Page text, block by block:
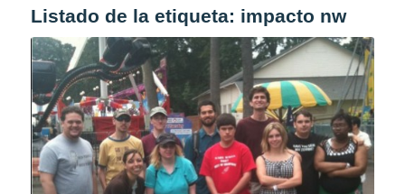
Listado de la etiqueta: impacto nw